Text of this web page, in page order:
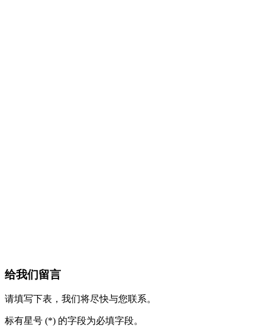
给我们留言
请填写下表，我们将尽快与您联系。
标有星号 (*) 的字段为必填字段。